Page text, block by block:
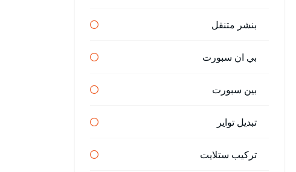
بنشر متنقل
بي ان سبورت
بين سبورت
تبديل تواير
تركيب ستلايت